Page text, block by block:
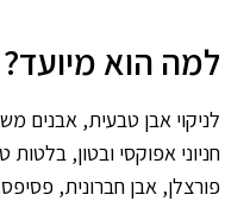
למה הוא מיועד?
לניקוי אבן טבעית, אבנים
חניוני אפוקסי ובטון,
פורצלן, אבן חברונית,